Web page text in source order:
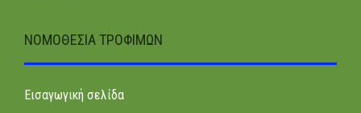
ΝΟΜΟΘΕΣΊΑ ΤΡΟΦΊΜΩΝ
Εισαγωγική σελίδα